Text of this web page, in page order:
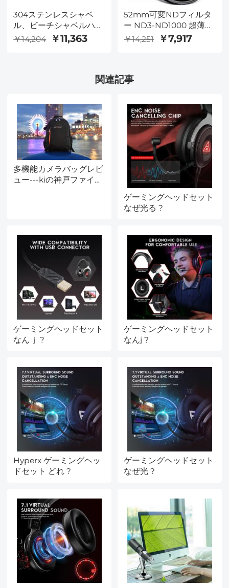
304ステンレスシャベ
ル、ビーチシャベルハン
ドル、金属探知ツール、
ビーチ水中宝探し
￥14,204 ￥11,363
52mm可変NDフィルタ
ー ND3-ND1000 超薄型
HD 両面28層ナノコーテ
ィング Nano-Xシリーズ
￥14,251 ￥7,917
関連記事
多機能カメラバッグレビ
ュー---kiの神戸ファイン
ゲーミングヘッドセット
なぜ光る ?
ゲーミングヘッドセット
なんｊ ?
ゲーミングヘッドセット
なんj ?
Hyperx ゲーミングヘッ
ドセット どれ ?
ゲーミングヘッドセット
なぜ光 ?